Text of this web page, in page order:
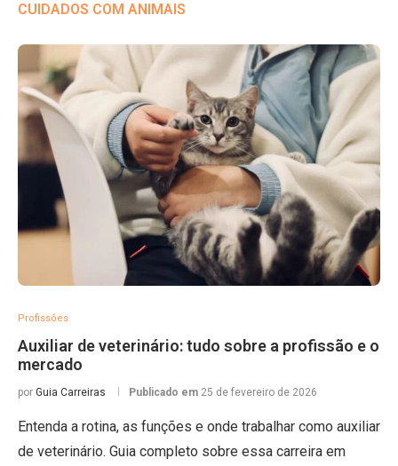
CUIDADOS COM ANIMAIS
Profissões
Auxiliar de veterinário: tudo sobre a profissão e o
mercado
por Guia Carreiras Publicado em 25 de fevereiro de 2026
Entenda a rotina, as funções e onde trabalhar como auxiliar
de veterinário. Guia completo sobre essa carreira em